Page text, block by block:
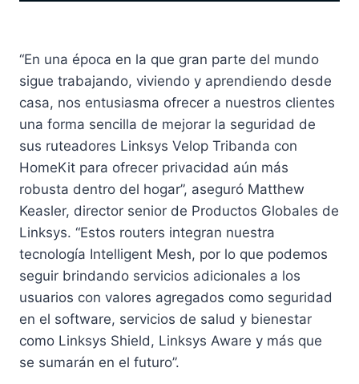
“En una época en la que gran parte del mundo
sigue trabajando, viviendo y aprendiendo desde
casa, nos entusiasma ofrecer a nuestros clientes
una forma sencilla de mejorar la seguridad de
sus ruteadores Linksys Velop Tribanda con
HomeKit para ofrecer privacidad aún más
robusta dentro del hogar”, aseguró Matthew
Keasler, director senior de Productos Globales de
Linksys. “Estos routers integran nuestra
tecnología Intelligent Mesh, por lo que podemos
seguir brindando servicios adicionales a los
usuarios con valores agregados como seguridad
en el software, servicios de salud y bienestar
como Linksys Shield, Linksys Aware y más que
se sumarán en el futuro”.